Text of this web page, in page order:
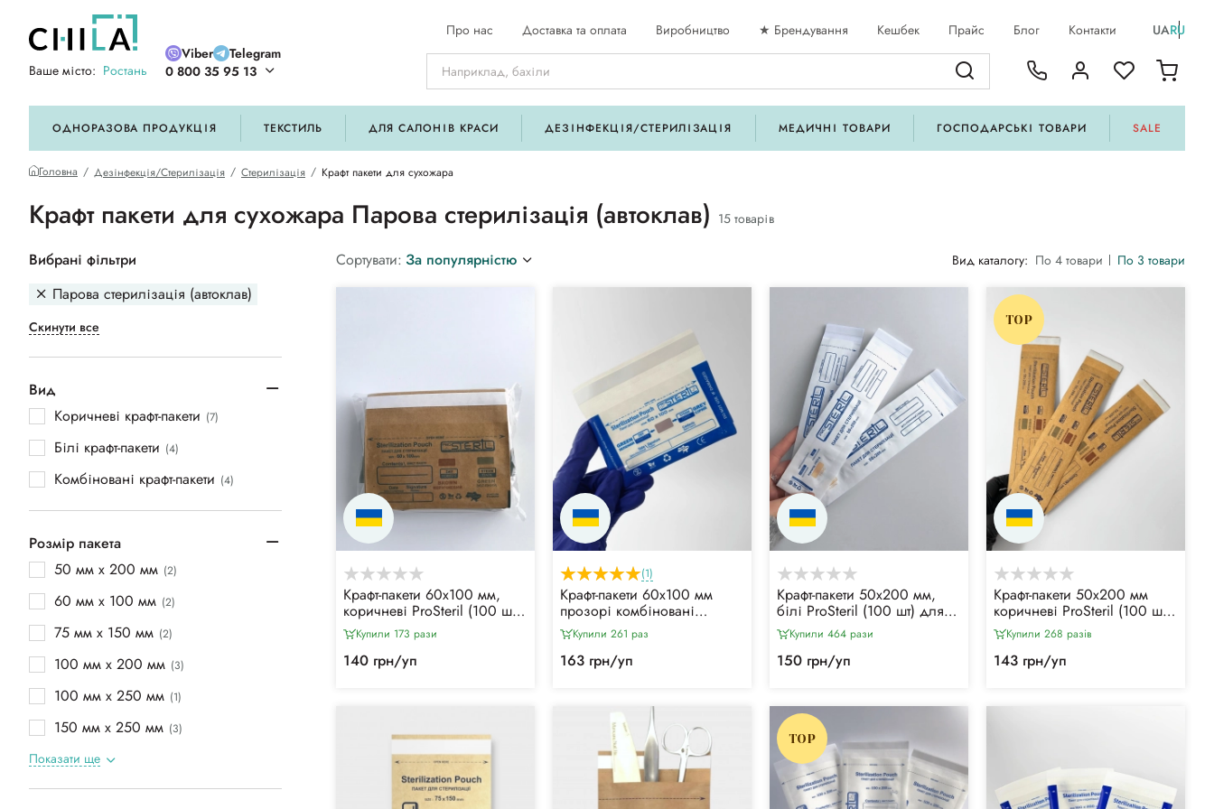
Ваше місто: Ростань
Viber
Telegram
0 800 35 95 13
Про нас Доставка та оплата Виробництво ★ Брендування Кешбек Прайс Блог Контакти UARU
ОДНОРАЗОВА ПРОДУКЦІЯ ТЕКСТИЛЬ ДЛЯ САЛОНІВ КРАСИ ДЕЗІНФЕКЦІЯ/СТЕРИЛІЗАЦІЯ МЕДИЧНІ ТОВАРИ ГОСПОДАРСЬКІ ТОВАРИ SALE
Головна Дезінфекція/Стерилізація Стерилізація Крафт пакети для сухожара
Крафт пакети для сухожара Парова стерилізація (автоклав) 15 товарів
Вибрані фільтри
Парова стерилізація (автоклав)
Скинути все
Вид
Коричневі крафт-пакети (7)
Білі крафт-пакети (4)
Комбіновані крафт-пакети (4)
Розмір пакета
50 мм х 200 мм (2)
60 мм х 100 мм (2)
75 мм х 150 мм (2)
100 мм х 200 мм (3)
100 мм х 250 мм (1)
150 мм х 250 мм (3)
Показати ще
Сортувати: За популярністю Вид каталогу: По 4 товари По 3 товари
Крафт-пакети 60х100 мм,
коричневі ProSteril (100 шт)
для повітряної та парової
стерилізації, з індикатором
4 класу
Купили 173 рази
140 грн/уп
(1)
Крафт-пакети 60х100 мм
прозорі комбіновані
ProSteril (100 шт) для
повітряної та парової
стерилізації, з індикатором
4 класу
Купили 261 раз
163 грн/уп
Крафт-пакети 50х200 мм,
білі ProSteril (100 шт) для
повітряної та парової
стерилізації, з індикатором
4 класу
Купили 464 рази
150 грн/уп
TOP
Крафт-пакети 50х200 мм
коричневі ProSteril (100 шт)
для повітряної та парової
стерилізації, з індикатором
4 класу
Купили 268 разiв
143 грн/уп
TOP